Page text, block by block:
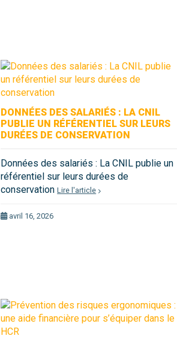
DONNÉES DES SALARIÉS : LA CNIL
PUBLIE UN RÉFÉRENTIEL SUR LEURS
DURÉES DE CONSERVATION
Données des salariés : La CNIL publie un
référentiel sur leurs durées de
conservationLire l'article
avril 16, 2026